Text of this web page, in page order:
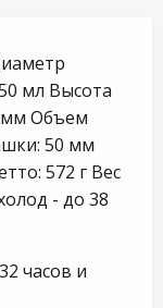
мл Высота
мм Объем
50 мм
572 г Вес
- до 38
часов и